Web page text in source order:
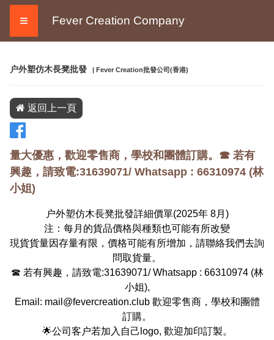
≡ Fever Creation Company
户外塑仿木長凳批發 | Fever Creation批發公司(香港)
返回上一頁
量大優惠，歡迎零售商，學校和團體訂購。☎ 若有
興趣，請致電:31639071/ Whatsapp : 66310974 (林
小姐)
户外塑仿木長凳批發詳細價單(2025年 8月)
注：每月的貨品價格與種類也可能有所改變
現貨貨量因存量有限，價格可能有所增加，請聯絡我們去詢
問取貨量。
☎ 若有興趣，請致電:31639071/ Whatsapp : 66310974(林
小姐),
Email: mail@fevercreation.club歡迎零售商，學校和團體
訂購。
🌟公司客户若加入自己logo, 歡迎加印訂製。